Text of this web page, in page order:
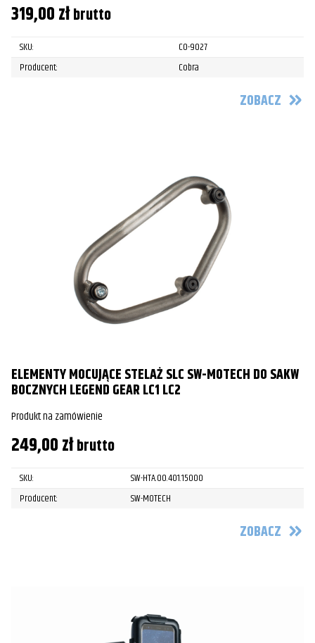
319,00złbrutto
SKU:
CO-9027
Producent:
Cobra
ZOBACZ
ELEMENTY MOCUJĄCE STELAŻ SLC SW-MOTECH DO SAKW
BOCZNYCH LEGEND GEAR LC1 LC2
Produkt na zamówienie
249,00złbrutto
SKU:
SW-HTA.00.401.15000
Producent:
SW-MOTECH
ZOBACZ